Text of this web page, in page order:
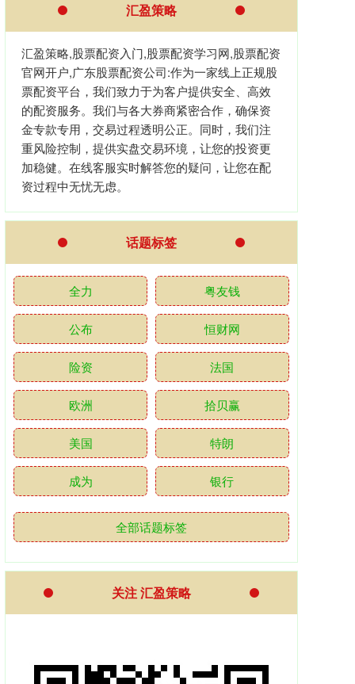
汇盈策略
汇盈策略,股票配资入门,股票配资学习网,股票配资
官网开户,广东股票配资公司:作为一家线上正规股
票配资平台，我们致力于为客户提供安全、高效
的配资服务。我们与各大券商紧密合作，确保资
金专款专用，交易过程透明公正。同时，我们注
重风险控制，提供实盘交易环境，让您的投资更
加稳健。在线客服实时解答您的疑问，让您在配
资过程中无忧无虑。
话题标签
全力 粤友钱
公布 恒财网
险资 法国
欧洲 拾贝赢
美国 特朗
成为 银行
全部话题标签
关注 汇盈策略